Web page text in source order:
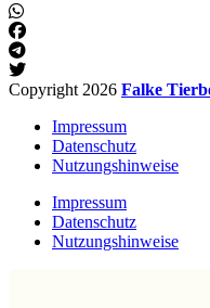
Copyright 2026 Falke
Impressum
Datenschutz
Nutzungshinweise
Impressum
Datenschutz
Nutzungshinweise